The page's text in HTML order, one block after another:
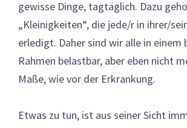
gewisse Dinge, tagtäglich. Dazu
„Kleinigkeiten“, die jede/r in ihrer/
erledigt. Daher sind wir alle in einem
Rahmen belastbar, aber eben nicht
Maße, wie vor der Erkrankung.
Etwas zu tun, ist aus seiner Sicht